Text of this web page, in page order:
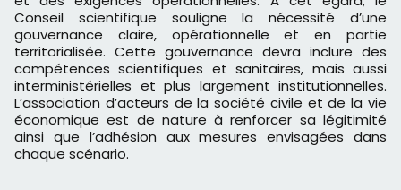
Conseil scientifique souligne la nécessité d’une
gouvernance claire, opérationnelle et en partie
territorialisée. Cette gouvernance devra inclure des
compétences scientifiques et sanitaires, mais aussi
interministérielles et plus largement institutionnelles.
L’association d’acteurs de la société civile et de la vie
économique est de nature à renforcer sa légitimité
ainsi que l’adhésion aux mesures envisagées dans
chaque scénario.